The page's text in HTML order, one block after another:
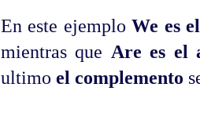
En este ejemploWe es
mientras que Are es el
ultimo el complemento